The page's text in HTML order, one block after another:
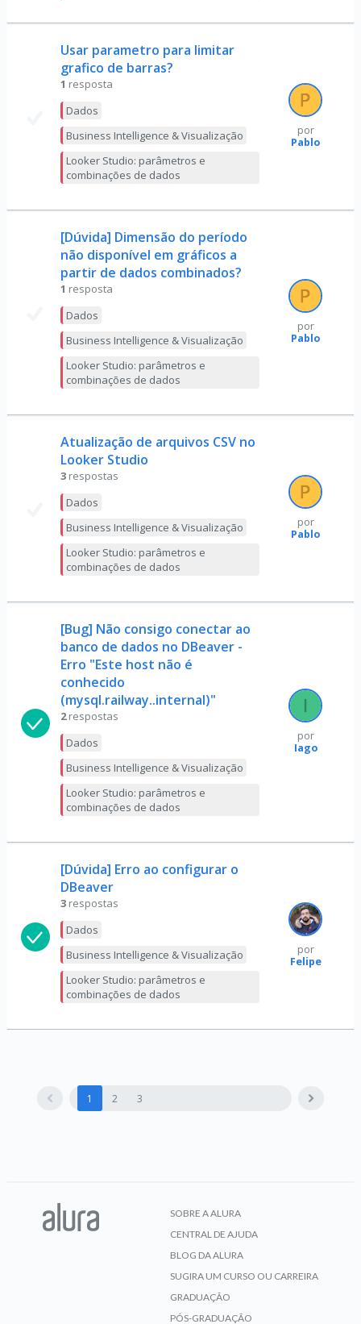
Usar parametro para limitar
grafico de barras?
1 resposta
Dados
Business Intelligence & Visualização
Looker Studio: parâmetros e
combinações de dados
por
Pablo
[Dúvida] Dimensão do período
não disponível em gráficos a
partir de dados combinados?
1 resposta
Dados
Business Intelligence & Visualização
Looker Studio: parâmetros e
combinações de dados
por
Pablo
Atualização de arquivos CSV no
Looker Studio
3 respostas
Dados
Business Intelligence & Visualização
Looker Studio: parâmetros e
combinações de dados
por
Pablo
[Bug] Não consigo conectar ao
banco de dados no DBeaver -
Erro "Este host não é
conhecido
(mysql.railway..internal)"
2 respostas
Dados
Business Intelligence & Visualização
Looker Studio: parâmetros e
combinações de dados
por
Iago
[Dúvida] Erro ao configurar o
DBeaver
3 respostas
Dados
Business Intelligence & Visualização
Looker Studio: parâmetros e
combinações de dados
por
Felipe
1 2 3
SOBRE A ALURA
CENTRAL DE AJUDA
BLOG DA ALURA
SUGIRA UM CURSO OU CARREIRA
GRADUAÇÃO
PÓS-GRADUAÇÃO